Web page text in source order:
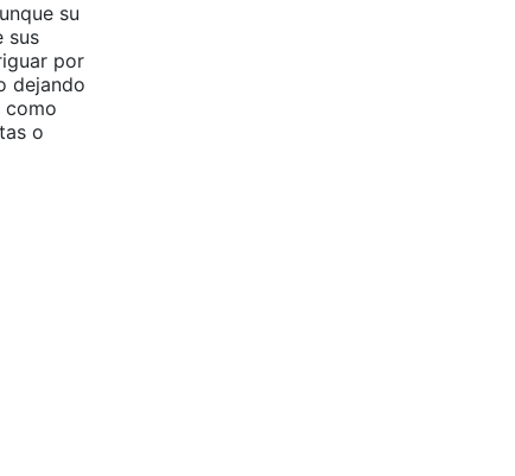
su
sus
por
dejando
como
o